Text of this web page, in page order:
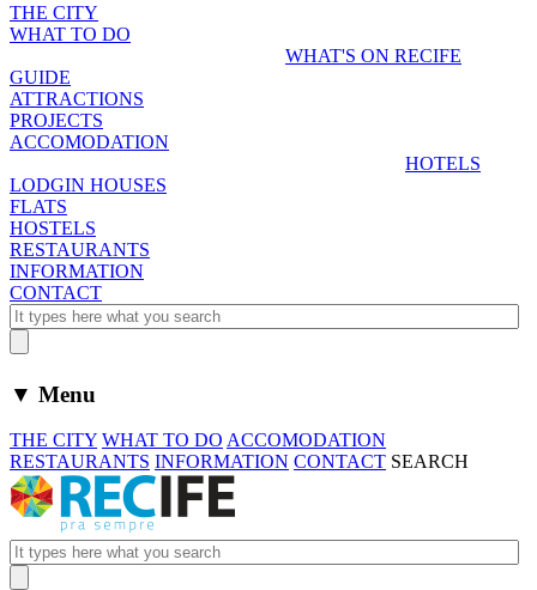
THE CITY
WHAT TO DO
WHAT'S ON RECIFE
GUIDE
ATTRACTIONS
PROJECTS
ACCOMODATION
HOTELS
LODGIN HOUSES
FLATS
HOSTELS
RESTAURANTS
INFORMATION
CONTACT
▼ Menu
THE CITY WHAT TO DO ACCOMODATION
RESTAURANTS INFORMATION CONTACT SEARCH